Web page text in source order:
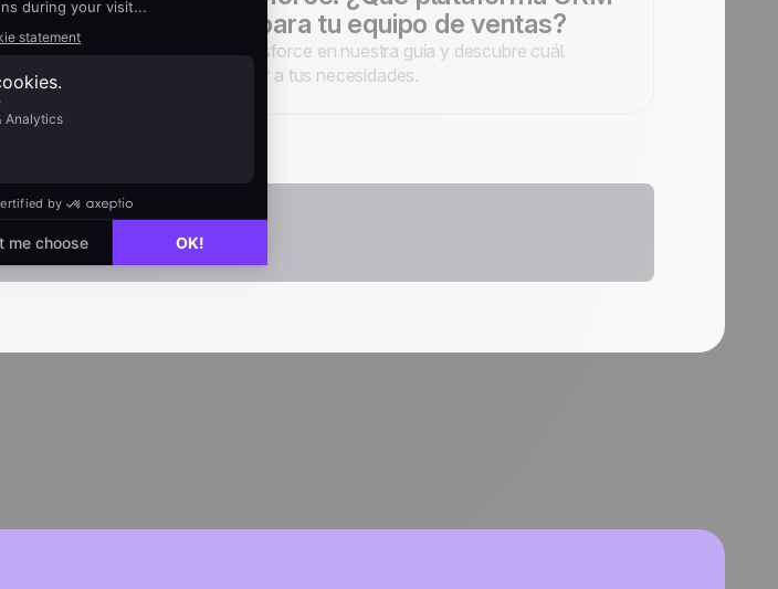
es la adecuada para tu equipo de ventas?
Compara noCRM y Salesforce en nuestra guía y descubre cuál
software se adapta mejor a tus necesidades.